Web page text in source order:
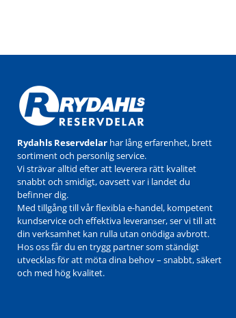
Rydahls Reservdelar har lång erfarenhet, brett
sortiment och personlig service.
Vi strävar alltid efter att leverera rätt kvalitet
snabbt och smidigt, oavsett var i landet du
befinner dig.
Med tillgång till vår flexibla e-handel, kompetent
kundservice och effektiva leveranser, ser vi till att
din verksamhet kan rulla utan onödiga avbrott.
Hos oss får du en trygg partner som ständigt
utvecklas för att möta dina behov – snabbt, säkert
och med hög kvalitet.